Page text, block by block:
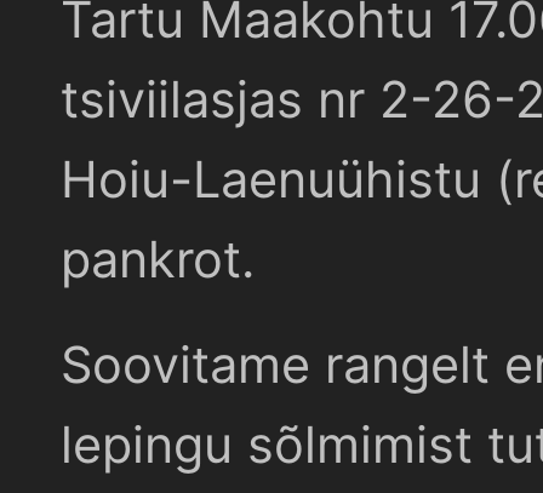
Tartu Maakohtu
tsiviilasjas nr 2-26-
Hoiu-Laenuühistu
pankrot.
Soovitame rangelt
lepingu sõlmimist